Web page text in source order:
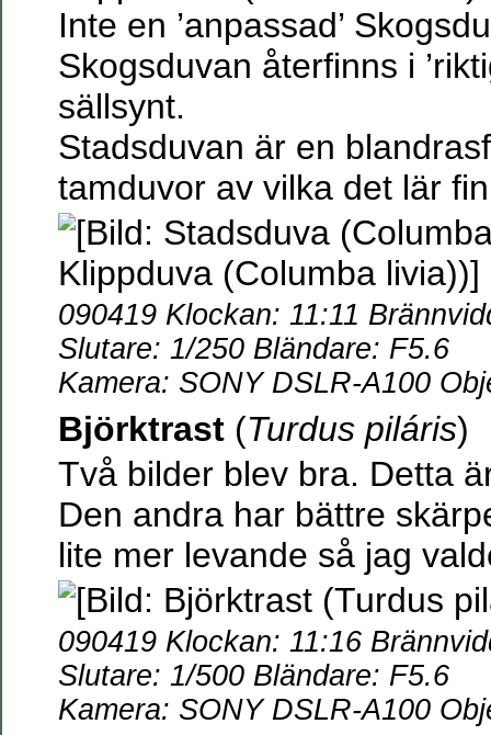
Inte en ’anpassad’
Skogsduvan återfinns i
sällsynt.
Stadsduvan är en
tamduvor av vilka det lär
090419 Klockan: 11:11
Slutare: 1/250 Bländare: F5.6
Kamera: SONY DSLR-A100
Björktrast (Turdus piláris)
Två bilder blev bra. Detta
Den andra har bättre
lite mer levande så jag
090419 Klockan: 11:16
Slutare: 1/500 Bländare: F5.6
Kamera: SONY DSLR-A100